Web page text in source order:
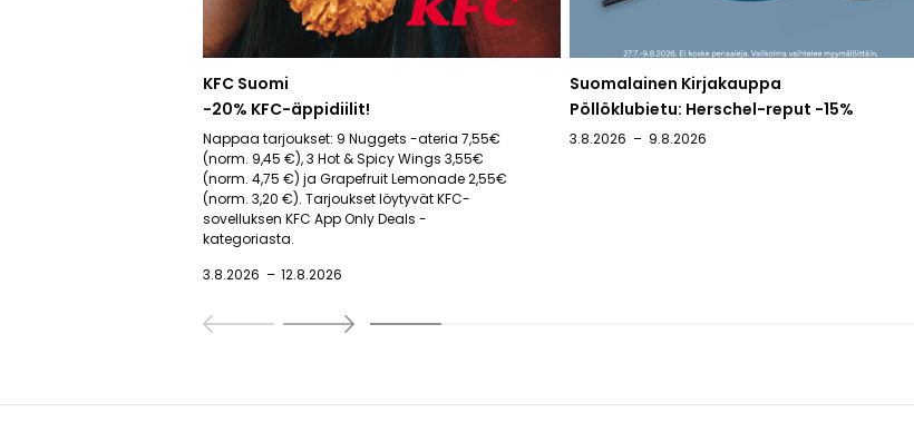
KFC Suomi
-20% KFC-äppidiilit!
Nappaa tarjoukset: 9 Nuggets -ateria 7,55€
(norm. 9,45 €), 3 Hot & Spicy Wings 3,55€
(norm. 4,75 €) ja Grapefruit Lemonade 2,55€
(norm. 3,20 €). Tarjoukset löytyvät KFC-
sovelluksen KFC App Only Deals -
kategoriasta.
3.8.2026
12.8.2026
Suomalainen Kirjakauppa
Pöllöklubietu: Herschel-reput -15%
3.8.2026 9.8.2026